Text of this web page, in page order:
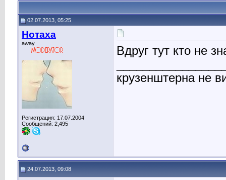
02.07.2013, 05:25
Нотаха
away
Регистрация: 17.07.2004
Сообщений: 2,495
Вдруг тут кто не
крузенштерна не
24.07.2013, 09:08